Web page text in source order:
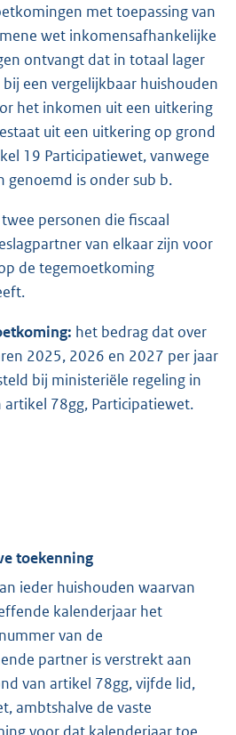
met toepassing van
wet inkomensafhankelijke
ontvangt dat in totaal lager
een vergelijkbaar huishouden
het inkomen uit een uitkering
uit een uitkering op grond
19 Participatiewet, vanwege
genoemd is onder sub b.
twee personen die fiscaal
van elkaar zijn voor
de tegemoetkoming
het bedrag dat over
2025, 2026 en 2027 per jaar
bij ministeriële regeling in
artikel 78gg, Participatiewet.
toekenning
ieder huishouden waarvan
kalenderjaar het
van de
partner is verstrekt aan
van artikel 78gg, vijfde lid,
ambtshalve de vaste